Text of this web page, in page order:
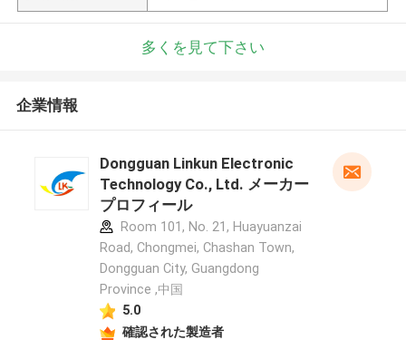
多くを見て下さい
企業情報
Dongguan Linkun Electronic
Technology Co., Ltd. メーカー
プロフィール
Room 101, No. 21, Huayuanzai
Road, Chongmei, Chashan Town,
Dongguan City, Guangdong
Province ,中国
5.0
確認された製造者